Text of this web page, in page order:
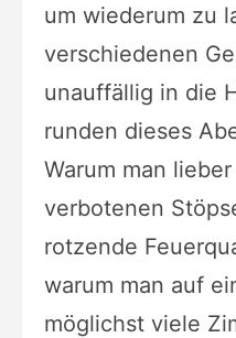
um wiederum zu
verschiedenen
unauffällig in die
runden dieses
Warum man
verbotenen
rotzende
warum man auf
möglichst viele